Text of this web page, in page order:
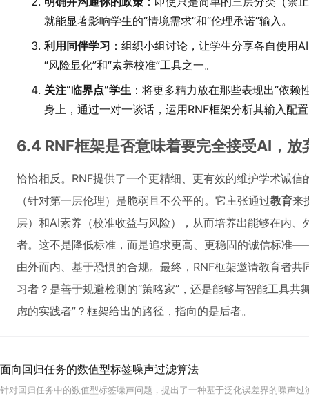
就能显著影响学生的“情境需求”和“伦理承诺”输入。
利用同伴学习 ：组织小组讨论，让学生分享各自使用
“风险显化”和“素养校准”工具之一。
关注“临界点”学生 ：将更多精力放在那些表现出“依赖
身上，通过一对一谈话，运用RNF框架分析其输入配
6.4 RNF框架是否意味着要完全接受AI，放
恰恰相反。RNF提供了一个更精细、更有效的维护学术诚
（针对第一层伦理）是脆弱且不公平的。它主张通过教育来
层）和AI素养（校准收益与风险），从而培养出能够在内
者。这不是降低标准，而是追求更高、更稳固的诚信标准
由外而内、基于恐惧的合规。最终，RNF框架邀请教育者
习者？是善于规避检测的“策略家”，还是能够与智能工具共
虑的实践者”？框架给出的路径，指向的是后者。
面向回归任务的数值型标签噪声过滤算法
针对回归任务中的数值型标签噪声问题，提出了一种基于泛化误差界的噪声过